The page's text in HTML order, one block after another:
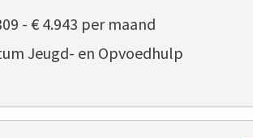
- € 4.943 per maand
Jeugd- en Opvoedhulp